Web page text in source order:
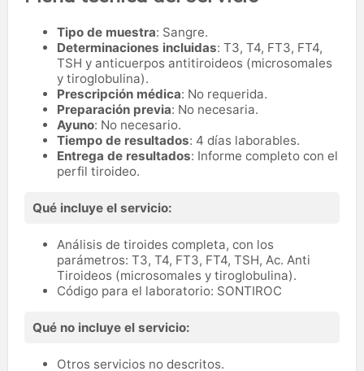
Tipo de muestra: Sangre.
Determinaciones incluidas: T3, T4, FT3, FT4,
TSH y anticuerpos antitiroideos (microsomales
y tiroglobulina).
Prescripción médica: No requerida.
Preparación previa: No necesaria.
Ayuno: No necesario.
Tiempo de resultados: 4 días laborables.
Entrega de resultados: Informe completo con el
perfil tiroideo.
Qué incluye el servicio:
Análisis de tiroides completa, con los
parámetros: T3, T4, FT3, FT4, TSH, Ac. Anti
Tiroideos (microsomales y tiroglobulina).
Código para el laboratorio: SONTIROC
Qué no incluye el servicio:
Otros servicios no descritos.